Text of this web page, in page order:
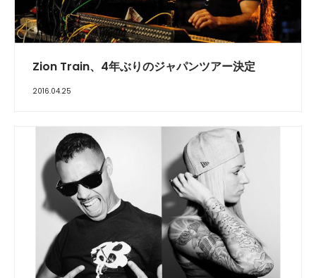
Zion Train、4年ぶりのジャパンツアー決定
2016.04.25